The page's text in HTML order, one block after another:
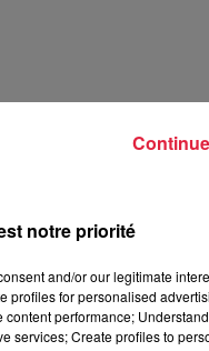
notre priorité
and/or our legitimate
profiles for personalised
performance;
services; Create profiles to